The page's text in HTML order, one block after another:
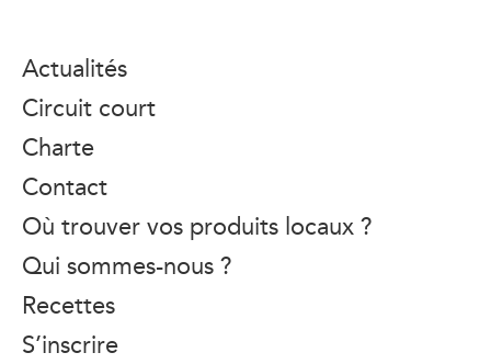
Actualités
Circuit court
Charte
Contact
Où trouver vos produits locaux ?
Qui sommes-nous ?
Recettes
S’inscrire